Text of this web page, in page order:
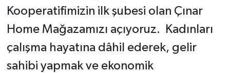
Kooperatifimizin ilk şubesi olan Çınar
Home Mağazamızı açıyoruz. Kadınları
çalışma hayatına dâhil ederek, gelir
sahibi yapmak ve ekonomik